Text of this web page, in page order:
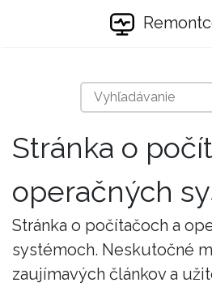
Stránka o
operačných
Stránka o počítačoch a
systémoch. Neskutočné
zaujímavých článkov a